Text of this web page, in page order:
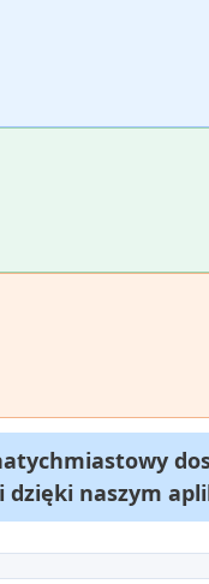
dzięki naszym